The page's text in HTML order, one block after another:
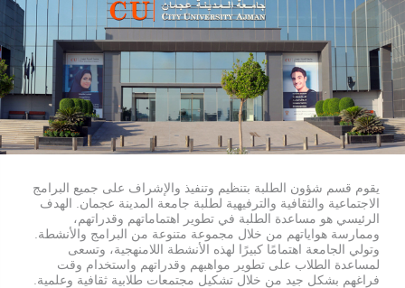
يقوم قسم شؤون الطلبة بتنظيم وتنفيذ والإشراف على جميع البرامج
الاجتماعية والثقافية والترفيهية لطلبة جامعة المدينة عجمان. الهدف
الرئيسي هو مساعدة الطلبة في تطوير اهتماماتهم وقدراتهم،
وممارسة هواياتهم من خلال مجموعة متنوعة من البرامج والأنشطة.
وتولي الجامعة اهتمامًا كبيرًا لهذه الأنشطة اللامنهجية، وتسعى
لمساعدة الطلاب على تطوير مواهبهم وقدراتهم واستخدام وقت
فراغهم بشكل جيد من خلال تشكيل مجتمعات طلابية ثقافية وعلمية.